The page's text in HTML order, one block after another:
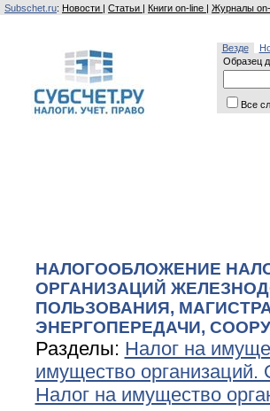
Subschet.ru: Новости | Статьи | Книги on-line | Журналы
Везде
Образец
Все
НАЛОГООБЛОЖЕНИЕ
ОРГАНИЗАЦИЙ
ПОЛЬЗОВАНИЯ,
ЭНЕРГОПЕРЕДАЧИ,
Разделы: Налог на
имущество организаций.
Налог на имущество